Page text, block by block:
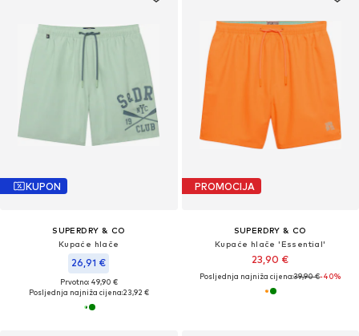
KUPON
SUPERDRY & CO
Kupaće hlače
26,91 €
Prvotno: 49,90 €
Posljednja najniža cijena:23,92 €
PROMOCIJA
SUPERDRY & CO
Kupaće hlače 'Essential'
23,90 €
Posljednja najniža cijena:39,90 €-40%